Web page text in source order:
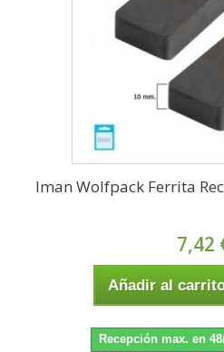
Iman Wolfpack Ferrita
7,42
Añadir al
Recepción max. en